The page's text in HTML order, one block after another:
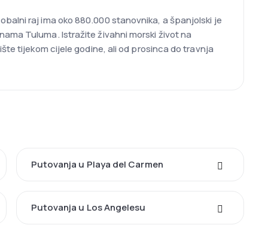
raj ima oko 880.000 stanovnika, a španjolski je
Tuluma. Istražite živahni morski život na
tijekom cijele godine, ali od prosinca do travnja
Putovanja u Playa del Carmen
Putovanja u Los Angelesu